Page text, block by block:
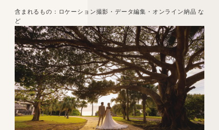
含まれるもの：ロケーション撮影・データ編集・オンライン納品 な
ど